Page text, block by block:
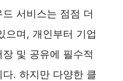
서비스는 점점 더
으며, 개인부터 기업
및 공유에 필수적
. 하지만 다양한 클